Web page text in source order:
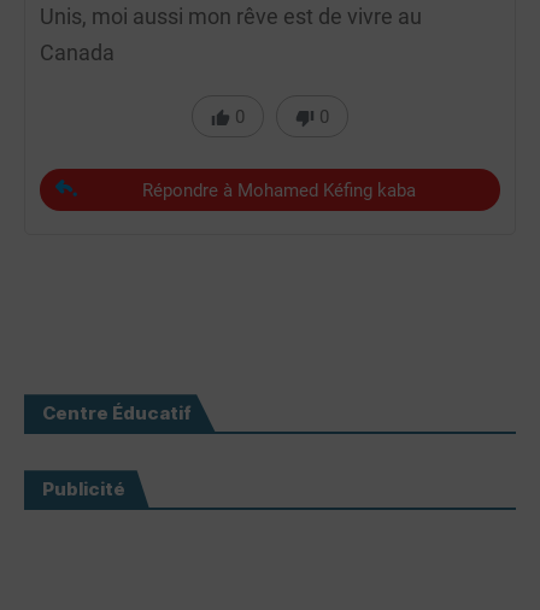
Unis, moi aussi mon rêve est de vivre au
Canada
0 0
Répondre à Mohamed Kéfing kaba
Centre Éducatif
Publicité